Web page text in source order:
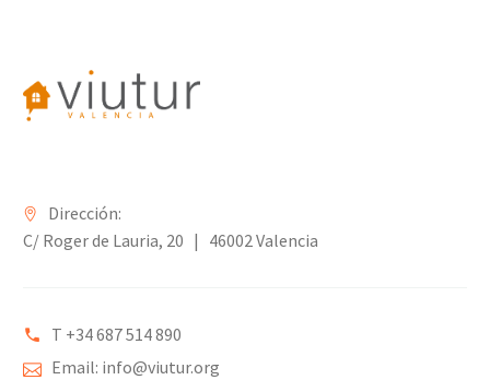
Dirección:
C/ Roger de Lauria, 20 | 46002 Valencia
T +34 687 514 890
Email: info@viutur.org